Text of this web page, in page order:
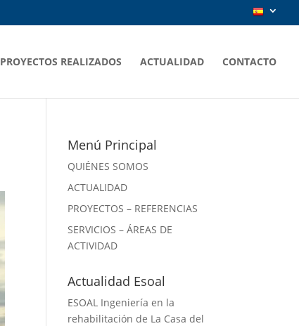
PROYECTOS REALIZADOS ACTUALIDAD CONTACTO
Menú Principal
QUIÉNES SOMOS
ACTUALIDAD
PROYECTOS – REFERENCIAS
SERVICIOS – ÁREAS DE
ACTIVIDAD
Actualidad Esoal
ESOAL Ingeniería en la
rehabilitación de La Casa del